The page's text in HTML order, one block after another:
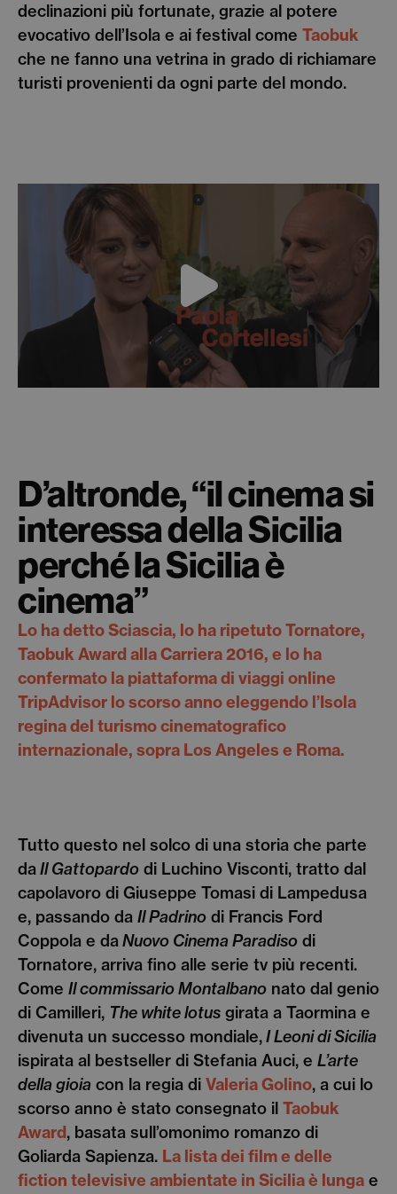
declinazioni più fortunate, grazie al potere
evocativo dell’Isola e ai festival come Taobuk
che ne fanno una vetrina in grado di richiamare
turisti provenienti da ogni parte del mondo.
D’altronde, “il cinema si
interessa della Sicilia
perché la Sicilia è
cinema”
Lo ha detto Sciascia, lo ha ripetuto Tornatore,
Taobuk Award alla Carriera 2016, e lo ha
confermato la piattaforma di viaggi online
TripAdvisor lo scorso anno eleggendo l’Isola
regina del turismo cinematografico
internazionale, sopra Los Angeles e Roma.
Tutto questo nel solco di una storia che parte
da Il Gattopardo di Luchino Visconti, tratto dal
capolavoro di Giuseppe Tomasi di Lampedusa
e, passando da Il Padrino di Francis Ford
Coppola e da Nuovo Cinema Paradiso di
Tornatore, arriva fino alle serie tv più recenti.
Come Il commissario Montalbano nato dal genio
di Camilleri, The white lotus girata a Taormina e
divenuta un successo mondiale,I Leoni di Sicilia
ispirata al bestseller di Stefania Auci, e L’arte
della gioia con la regia di Valeria Golino, a cui lo
scorso anno è stato consegnato il Taobuk
Award, basata sull’omonimo romanzo di
Goliarda Sapienza. La lista dei film e delle
fiction televisive ambientate in Sicilia è lunga e